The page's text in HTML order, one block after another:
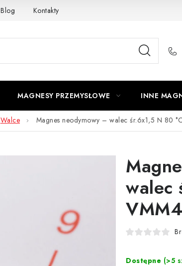
Blog Kontakty
MAGNESY PRZEMYSŁOWE INNE
Walce Magnes neodymowy – walec śr.6x1,5 N 80
walec
VMM4
Dostępne (>5